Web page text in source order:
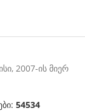
2007-ის მიერ
54534